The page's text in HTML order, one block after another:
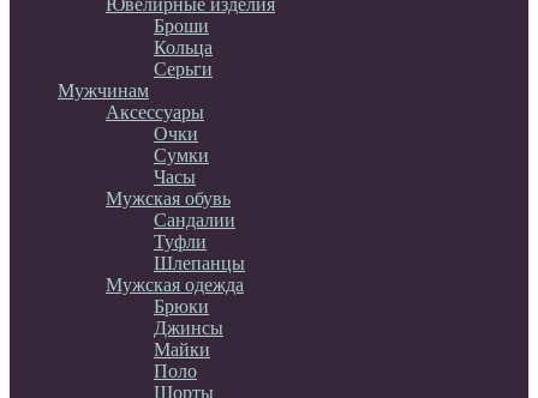
Ювелирные изделия
Броши
Кольца
Серьги
Мужчинам
Аксессуары
Очки
Сумки
Часы
Мужская обувь
Сандалии
Туфли
Шлепанцы
Мужская одежда
Брюки
Джинсы
Майки
Поло
Шорты